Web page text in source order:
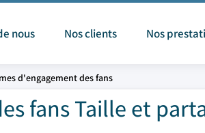
nous Nos clients Nos
d'engagement des fans
fans Taille et